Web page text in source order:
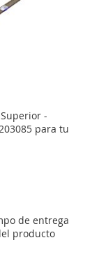
-
para tu
de entrega
producto